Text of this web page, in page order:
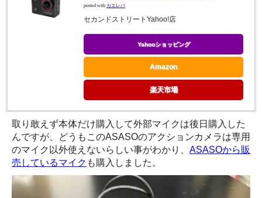
posted with カエレバ
セカンドストリートYahoo!店
Yahooショッピング
Amazon
楽天市場
取り敢えず本体だけ購入して外部マイクは後日購入した
んですが、どうもこのASASOのアクションカメラは専用
のマイク以外使えないらしい事がわかり、 ASASOから販
売しているマイク も購入しました。